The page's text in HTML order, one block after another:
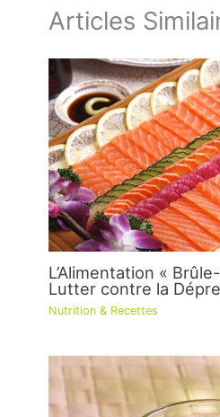
Articles
L’Alimentation «
Lutter contre la
Nutrition & Recettes